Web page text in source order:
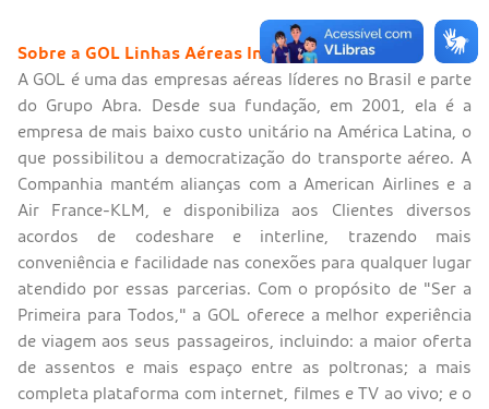
Sobre a GOL Linhas Aéreas Inteligentes S.A.
A GOL é uma das empresas aéreas líderes no Brasil e parte
do Grupo Abra. Desde sua fundação, em 2001, ela é a
empresa de mais baixo custo unitário na América Latina, o
que possibilitou a democratização do transporte aéreo. A
Companhia mantém alianças com a American Airlines e a
Air France-KLM, e disponibiliza aos Clientes diversos
acordos de codeshare e interline, trazendo mais
conveniência e facilidade nas conexões para qualquer lugar
atendido por essas parcerias. Com o propósito de "Ser a
Primeira para Todos," a GOL oferece a melhor experiência
de viagem aos seus passageiros, incluindo: a maior oferta
de assentos e mais espaço entre as poltronas; a mais
completa plataforma com internet, filmes e TV ao vivo; e o